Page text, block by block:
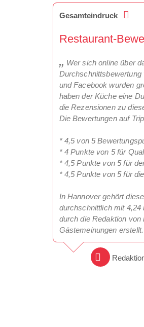
Gesamteindruck
Restaurant-
Wer sich online über
Durchschnittsbewertung
und Facebook wurden
haben der Küche eine
die Rezensionen zu
Die Bewertungen auf
* 4,5 von 5
* 4 Punkte von 5 für
* 4,5 Punkte von 5 für
* 4,5 Punkte von 5 für
In Hannover gehört
durchschnittlich mit 4,24
durch die Redaktion
Gästemeinungen